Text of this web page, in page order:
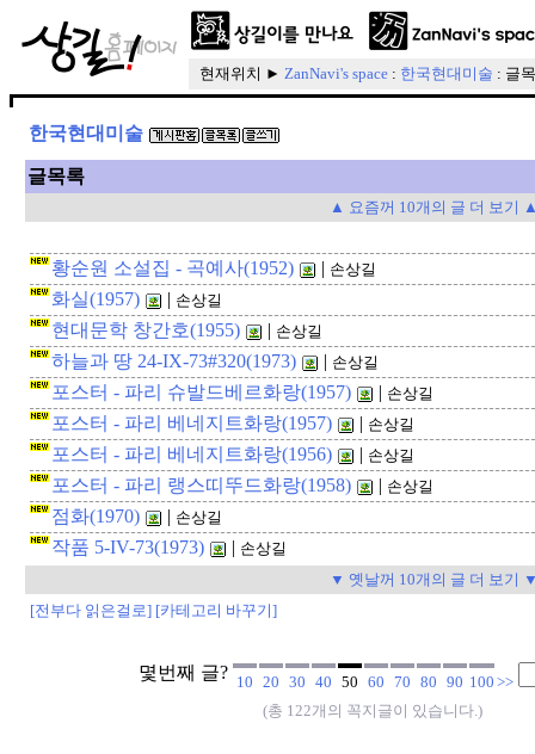
현재위치 ► ZanNavi's space : 한국현대미술 : 글
한국현대미술
글목록
▲ 요즘꺼 10개의 글 더 보기
황순원 소설집 - 곡예사(1952) | 손상길
화실(1957) | 손상길
현대문학 창간호(1955) | 손상길
하늘과 땅 24-IX-73#320(1973) | 손상길
포스터 - 파리 슈발드베르화랑(1957) | 손상길
포스터 - 파리 베네지트화랑(1957) | 손상길
포스터 - 파리 베네지트화랑(1956) | 손상길
포스터 - 파리 랭스띠뚜드화랑(1958) | 손상길
점화(1970) | 손상길
작품 5-IV-73(1973) | 손상길
▼ 옛날꺼 10개의 글 더 보기
[전부다 읽은걸로] [카테고리 바꾸기]
몇번째 글? 10 20 30 40 50 60 70 80 90 100 >>
(총 122개의 꼭지글이 있습니다.)